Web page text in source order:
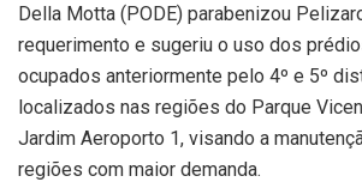
Della Motta (PODE) parabenizou
requerimento e sugeriu o uso dos
ocupados anteriormente pelo 4º e 5º
localizados nas regiões do Parque
Jardim Aeroporto 1, visando a
regiões com maior demanda.